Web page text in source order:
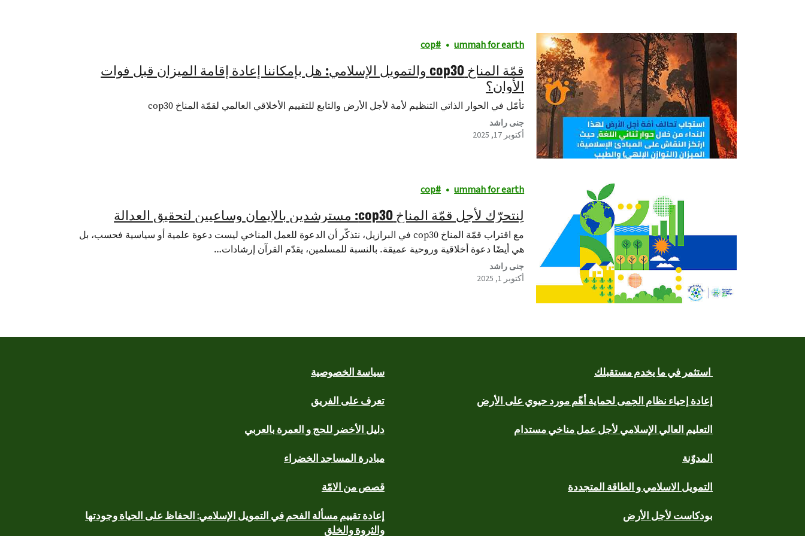
filtered results
ummah for earth
cop
قمّة المناخ cop30 والتمويل الإسلامي: هل بإمكاننا إعادة إقامة الميزان قبل فوات
الأوان؟
تأمّل في الحوار الذاتي التنظيم لأمة لأجل الأرض والتابع للتقييم الأخلاقي العالمي لقمّة المناخ cop30
جنى راشد
أكتوبر 17, 2025
ummah for earth
cop
لِنتحرّك لأجل قمّة المناخ cop30: مسترشدين بالإيمان وساعيين لتحقيق العدالة
مع اقتراب قمّة المناخ cop30 في البرازيل، نتذكّر أن الدعوة للعمل المناخي ليست دعوة علمية أو سياسية فحسب، بل
هي أيضًا دعوة أخلاقية وروحية عميقة. بالنسبة للمسلمين، يقدّم القرآن إرشادات…
جنى راشد
أكتوبر 1, 2025
استثمر في ما يخدم مستقبلك
إعادة إحياء نظام الحِمى لحماية أهّم مورد حيوي على الأرض
التعليم العالي الإسلامي لأجل عمل مناخي مستدام
المدوّنة
التمويل الاسلامي و الطاقة المتجددة
بودكاست لأجل الأرض
سياسة الخصوصية
تعرف على الفريق
دليل الأخضر للحج و العمرة بالعربي
مبادرة المساجد الخضراء
قصص من الامّة
إعادة تقييم مسألة الفحم في التمويل الإسلامي: الحفاظ على الحياة وجودتها
والثروة والخلق